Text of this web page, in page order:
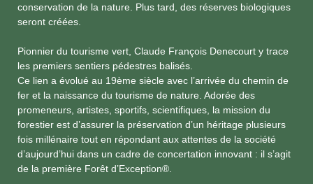
conservation de la nature. Plus tard, des réserves biologiques
seront créées.
Pionnier du tourisme vert, Claude François Denecourt y trace
les premiers sentiers pédestres balisés.
Ce lien a évolué au 19ème siècle avec l’arrivée du chemin de
fer et la naissance du tourisme de nature. Adorée des
promeneurs, artistes, sportifs, scientifiques, la mission du
forestier est d’assurer la préservation d’un héritage plusieurs
fois millénaire tout en répondant aux attentes de la société
d’aujourd’hui dans un cadre de concertation innovant : il s’agit
de la première Forêt d’Exception®.